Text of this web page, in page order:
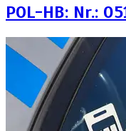
POL-HB: Nr.: